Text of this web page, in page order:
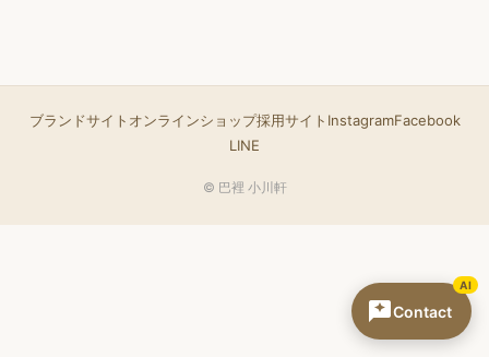
ブランドサイト オンラインショップ採用サイト InstagramFacebook
LINE
© 巴裡 小川軒
Contact
AI